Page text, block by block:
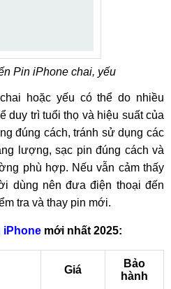
Pin iPhone chai, yếu
hoặc yếu có thể do nhiều
duy trì tuổi thọ và hiệu suất của
đúng cách, tránh sử dụng các
lượng, sạc pin đúng cách và
phù hợp. Nếu vẫn cảm thấy
dùng nên đưa điện thoại đến
tra và thay pin mới.
iPhone mới nhất 2025:
Giá
Bảo
hành